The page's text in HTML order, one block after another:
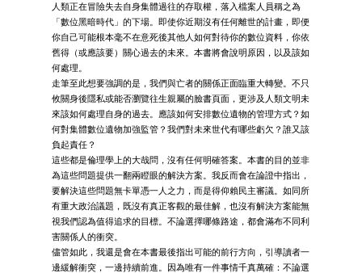
人類正在冒險失去自身集體過往的存取權，落入檔案人員稱之為
「數位黑暗時代」的下場。即使你近期沒有任何離世的計畫，即便
你自己可能根本毫不在意死後其他人如何對待你的數位資料，你依
舊得（或應該要）關心過去的未來。本書將會說明原因，以及該如
何處理。
走筆至此想要強調的是，我們與亡者的關係正面臨重大轉變。不只
攸關身後隱私或能否瀏覽往生親屬的臉書頁面，更涉及人類文明未
來該如何處理自身的過去。應該如何安排數位遺物的管理方式？如
何對集體數位遺物加強監管？我們對未來世代有哪些虧欠？誰又該
負起責任？
這些都是倫理學上的大哉問，沒有任何明確答案。本書的目的並非
為這些問題提供一翻兩瞪眼的解決方案。我反而會在論證中指出，
要解決這些問題無卡單憑一人之力，而是得仰賴民主審議。如同所
有重大政治議題，既沒有真正客觀的最佳解，也沒有解決方案能無
視我們認為值得追求的目標。不論選擇哪條路途，都會滿布不同利
害關係人的衝突。
儘管如此，我還是會在本書最後指出可能的前行方向，引導讀者一
邊緩解衝突，一邊持續前進。因為唯有一件事情千真萬確：不論選